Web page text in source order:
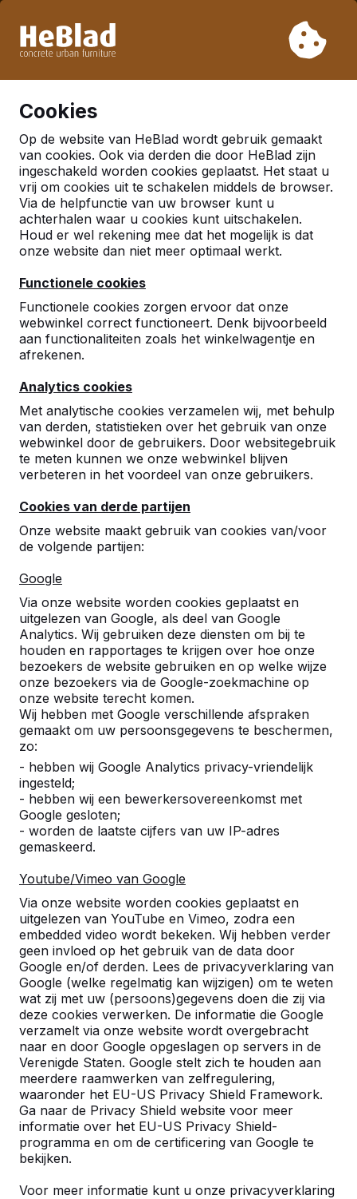
week 33. Houdt u daarom rekening met langere levertijden.
Cookies
Op de website van HeBlad wordt gebruik gemaakt
van cookies. Ook via derden die door HeBlad zijn
ingeschakeld worden cookies geplaatst. Het staat u
vrij om cookies uit te schakelen middels de browser.
Via de helpfunctie van uw browser kunt u
achterhalen waar u cookies kunt uitschakelen.
Houd er wel rekening mee dat het mogelijk is dat
onze website dan niet meer optimaal werkt.
Functionele cookies
Functionele cookies zorgen ervoor dat onze
webwinkel correct functioneert. Denk bijvoorbeeld
aan functionaliteiten zoals het winkelwagentje en
afrekenen.
Analytics cookies
Met analytische cookies verzamelen wij, met behulp
van derden, statistieken over het gebruik van onze
webwinkel door de gebruikers. Door websitegebruik
te meten kunnen we onze webwinkel blijven
verbeteren in het voordeel van onze gebruikers.
Cookies van derde partijen
Onze website maakt gebruik van cookies van/voor
de volgende partijen:
Google
Via onze website worden cookies geplaatst en
uitgelezen van Google, als deel van Google
Analytics. Wij gebruiken deze diensten om bij te
houden en rapportages te krijgen over hoe onze
bezoekers de website gebruiken en op welke wijze
onze bezoekers via de Google-zoekmachine op
onze website terecht komen.
Wij hebben met Google verschillende afspraken
gemaakt om uw persoonsgegevens te beschermen,
zo:
- hebben wij Google Analytics privacy-vriendelijk
ingesteld;
- hebben wij een bewerkersovereenkomst met
Google gesloten;
- worden de laatste cijfers van uw IP-adres
gemaskeerd.
Youtube/Vimeo van Google
Via onze website worden cookies geplaatst en
uitgelezen van YouTube en Vimeo, zodra een
embedded video wordt bekeken. Wij hebben verder
geen invloed op het gebruik van de data door
Google en/of derden. Lees de privacyverklaring van
Google (welke regelmatig kan wijzigen) om te weten
wat zij met uw (persoons)gegevens doen die zij via
deze cookies verwerken. De informatie die Google
verzamelt via onze website wordt overgebracht
naar en door Google opgeslagen op servers in de
Verenigde Staten. Google stelt zich te houden aan
meerdere raamwerken van zelfregulering,
waaronder het EU-US Privacy Shield Framework.
Ga naar de Privacy Shield website voor meer
informatie over het EU-US Privacy Shield-
programma en om de certificering van Google te
bekijken.
Voor meer informatie kunt u onze privacyverklaring
Al meer dan 30.000 producten verkocht
Betonnen tafeltennistafels,
bankjes en speltafels.
robuuste spel- en speeltafels.
Bekijk onze tafels -->
Ontdek ons complete
assortiment
Pingpongtafels -->
Een speltafel voor oneindig
buitenspeelplezier:
weerbestendig, oerdegelijk en
daarom dus een duurzame
keuze.
Voetvolleybal is een
van tafeltennis en
op een schoolplein,
openbare ruimte.
Recente plaatsingen en